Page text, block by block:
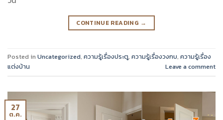
CONTINUE READING →
Posted in Uncategorized, ความรู้เรื่องประตู, ความรู้เรื่องวงกบ, ความรู้เรื่อง
แต่งบ้าน
Leave a comment
27
ต.ค.